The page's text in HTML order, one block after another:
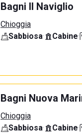
Bagni Il Naviglio
Chioggia
Sabbiosa· Cabine·
Bagni Nuova
Chioggia
Sabbiosa· Cabine·